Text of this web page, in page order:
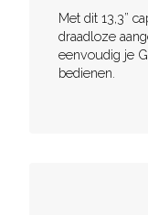
Met dit 13,3”
draadloze
eenvoudig je
bedienen.